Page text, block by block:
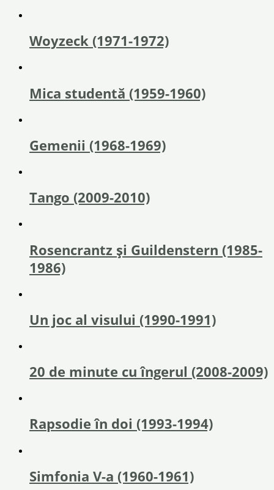
Woyzeck (1971-1972)
Mica studentă (1959-1960)
Gemenii (1968-1969)
Tango (2009-2010)
Rosencrantz și Guildenstern (1985-
1986)
Un joc al visului (1990-1991)
20 de minute cu îngerul (2008-2009)
Rapsodie în doi (1993-1994)
Simfonia V-a (1960-1961)